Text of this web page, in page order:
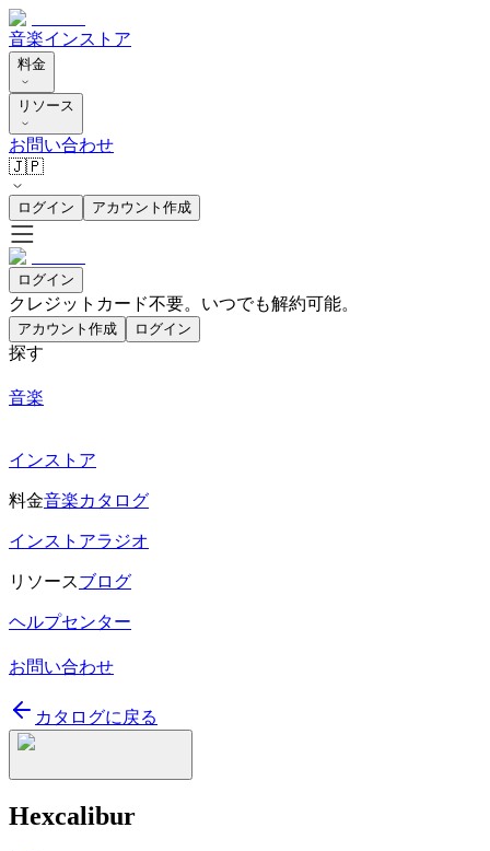
音楽インストア
料金
リソース
お問い合わせ
🇯🇵
ログイン アカウント作成
ログイン
クレジットカード不要。いつでも解約可能。
アカウント作成 ログイン
探す
音楽
インストア
料金音楽カタログ
インストアラジオ
リソースブログ
ヘルプセンター
お問い合わせ
カタログに戻る
Hexcalibur